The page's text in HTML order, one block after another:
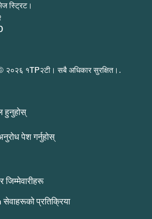
स्ट्रिट।
२०२६ १TP२टी। सबै अधिकार सुरक्षित।.
हुनुहोस्
पेश गर्नुहोस्
जिम्मेवारीहरू
प्रतिक्रिया